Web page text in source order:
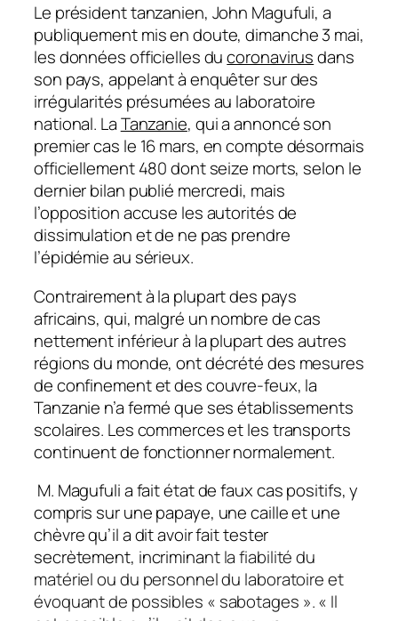
Le président tanzanien, John Magufuli, a
publiquement mis en doute, dimanche 3 mai,
les données officielles ducoronavirusdans
son pays, appelant à enquêter sur des
irrégularités présumées au laboratoire
national. LaTanzanie, qui a annoncé son
premier cas le 16 mars, en compte désormais
officiellement 480 dont seize morts, selon le
dernier bilan publié mercredi, mais
l’opposition accuse les autorités de
dissimulation et de ne pas prendre
l’épidémie au sérieux.
Contrairement à la plupart des pays
africains, qui, malgré un nombre de cas
nettement inférieur à la plupart des autres
régions du monde, ont décrété des mesures
de confinement et des couvre-feux, la
Tanzanie n’a fermé que ses établissements
scolaires. Les commerces et les transports
continuent de fonctionner normalement.
M. Magufuli a fait état de faux cas positifs, y
compris sur une papaye, une caille et une
chèvre qu’il a dit avoir fait tester
secrètement, incriminant la fiabilité du
matériel ou du personnel du laboratoire et
évoquant de possibles « sabotages ».« Il